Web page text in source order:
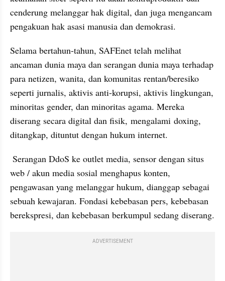
cenderung melanggar hak digital, dan juga mengancam
pengakuan hak asasi manusia dan demokrasi.
Selama bertahun-tahun, SAFEnet telah melihat
ancaman dunia maya dan serangan dunia maya terhadap
para netizen, wanita, dan komunitas rentan/beresiko
seperti jurnalis, aktivis anti-korupsi, aktivis lingkungan,
minoritas gender, dan minoritas agama. Mereka
diserang secara digital dan fisik, mengalami doxing,
ditangkap, dituntut dengan hukum internet.
Serangan DdoS ke outlet media, sensor dengan situs
web / akun media sosial menghapus konten,
pengawasan yang melanggar hukum, dianggap sebagai
sebuah kewajaran. Fondasi kebebasan pers, kebebasan
berekspresi, dan kebebasan berkumpul sedang diserang.
ADVERTISEMENT